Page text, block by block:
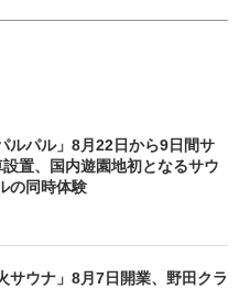
ルパル」8月22日から9日間サ
置、国内遊園地初となるサウ
の同時体験
サウナ」8月7日開業、野田クラ